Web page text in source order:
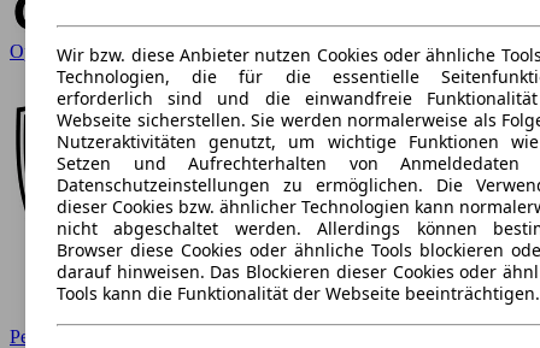
Opel
Peugeot
Wir bzw. diese Anbieter nutzen Cookies oder ähnliche
Technologien, die für die essentielle
erforderlich sind und die einwandfreie
Webseite sicherstellen. Sie werden normalerweise als
Nutzeraktivitäten genutzt, um wichtige Funktionen
Setzen und Aufrechterhalten von Anmeldedaten
Datenschutzeinstellungen zu ermöglichen. Die
dieser Cookies bzw. ähnlicher Technologien kann
nicht abgeschaltet werden. Allerdings können
Browser diese Cookies oder ähnliche Tools blockieren
darauf hinweisen. Das Blockieren dieser Cookies oder
Tools kann die Funktionalität der Webseite beeinträchtigen.